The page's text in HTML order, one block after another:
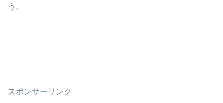
う。
スポンサーリンク